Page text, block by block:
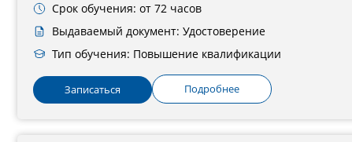
Срок обучения: от 72 часов
Выдаваемый документ: Удостоверение
Тип обучения: Повышение квалификации
Записаться Подробнее